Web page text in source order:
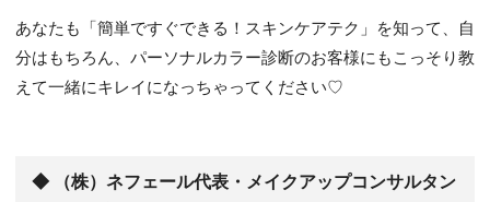
あなたも「簡単ですぐできる！スキンケアテク」を知って、自
分はもちろん、パーソナルカラー診断のお客様にもこっそり教
えて一緒にキレイになっちゃってください♡
◆
（株）ネフェール代表・メイクアップコンサルタン